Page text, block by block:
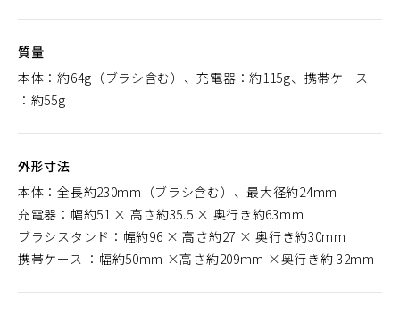
質量
本体：約64g（ブラシ含む）、充電器：約115g、携帯ケース
：約55g
外形寸法
本体：全長約230mm（ブラシ含む）、最大径約24mm
充電器：幅約51 × 高さ約35.5 × 奥行き約63mm
ブラシスタンド：幅約96 × 高さ約27 × 奥行き約30mm
携帯ケース ：幅約50mm ×高さ約209mm ×奥行き約 32mm